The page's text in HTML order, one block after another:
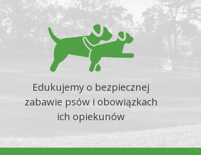
Edukujemy o bezpiecznej
zabawie psów i obowiązkach
ich opiekunów